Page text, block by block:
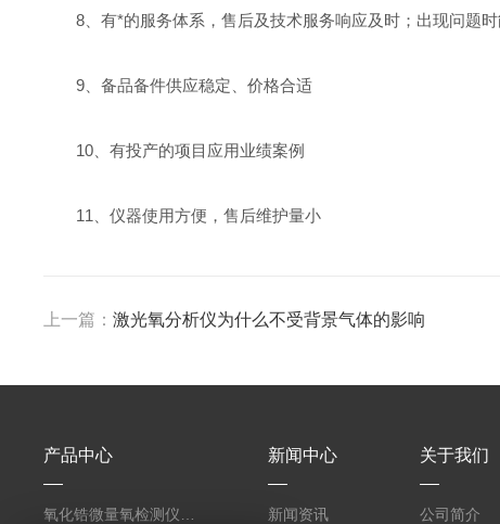
8、有*的服务体系，售后及技术服务响应及时；出现问题时
9、备品备件供应稳定、价格合适
10、有投产的项目应用业绩案例
11、仪器使用方便，售后维护量小
上一篇：激光氧分析仪为什么不受背景气体的影响
产品中心 新闻中心
新闻资讯
关于我们
公司简介